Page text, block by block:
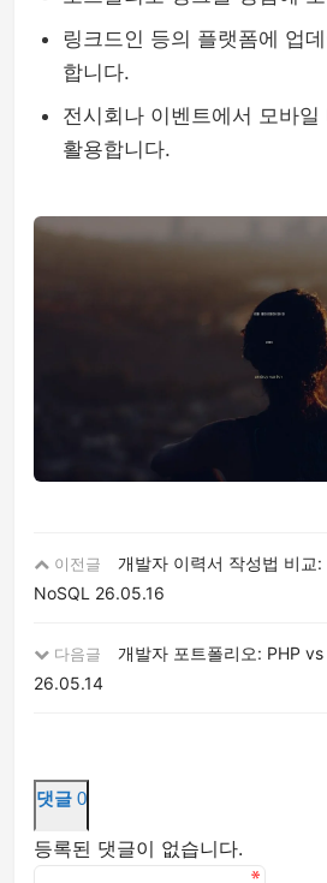
링크드인 등의 플랫폼에 업
합니다.
전시회나 이벤트에서 모바
활용합니다.
이전글
개발자 이력서 작성법 비교
NoSQL 26.05.16
다음글
개발자 포트폴리오: PHP
26.05.14
댓글 0
등록된 댓글이 없습니다.